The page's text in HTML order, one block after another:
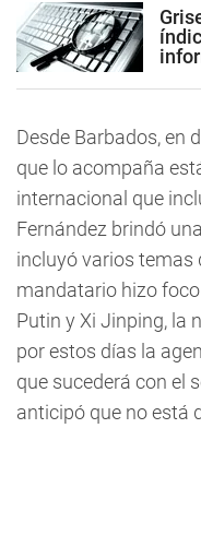
Desde Barbados, en
que lo acompaña
internacional que
Fernández brindó
incluyó varios temas
mandatario hizo
Putin y Xi Jinping, la
por estos días la
que sucederá con el
anticipó que no está